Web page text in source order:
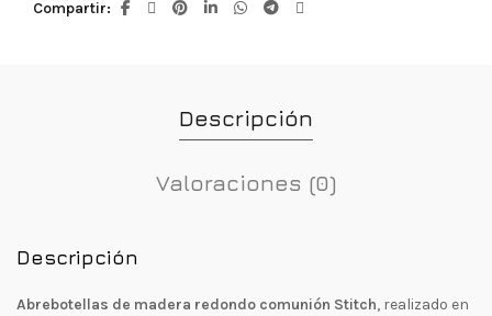
Compartir
Descripción
Valoraciones (0)
Descripción
Abrebotellas de madera redondo comunión Stitch, realizado en